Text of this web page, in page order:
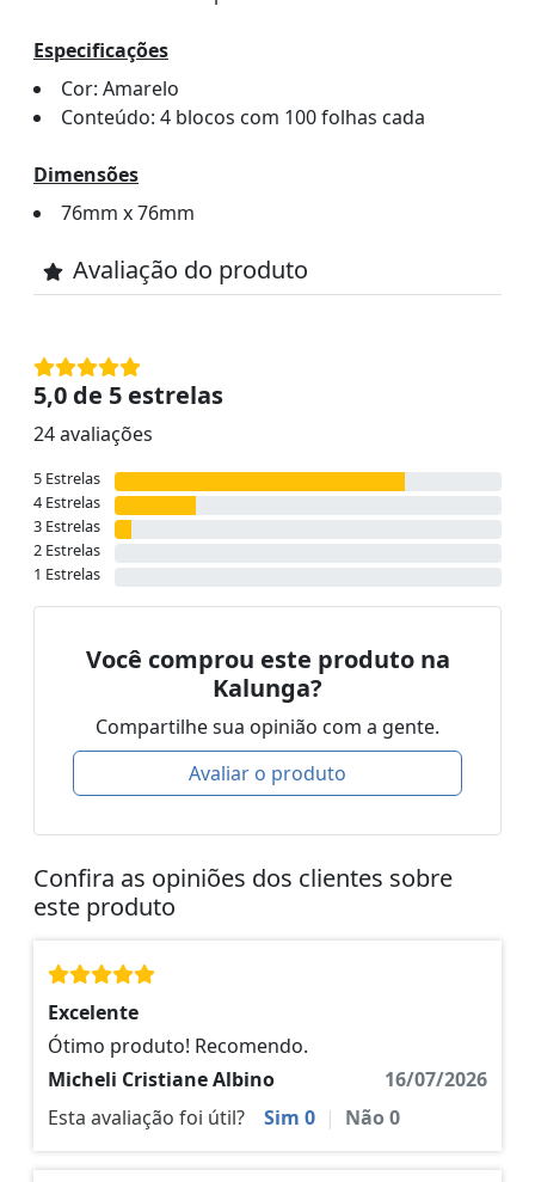
Especificações
Cor: Amarelo
Conteúdo: 4 blocos com 100 folhas cada
Dimensões
76mm x 76mm
Avaliação do produto
5,0 de 5 estrelas
24 avaliações
5 Estrelas
4 Estrelas
3 Estrelas
2 Estrelas
1 Estrelas
Você comprou este produto na
Kalunga?
Compartilhe sua opinião com a gente.
Avaliar o produto
Confira as opiniões dos clientes sobre
este produto
Excelente
Ótimo produto! Recomendo.
Micheli Cristiane Albino
16/07/2026
Esta avaliação foi útil?
Sim 0 | Não0